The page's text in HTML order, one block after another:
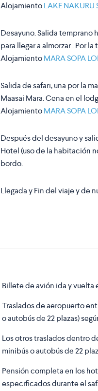
AlojamientoLAKE NAKURU
Desayuno. Salida temprano
para llegar a almorzar . Por
AlojamientoMARA SOPA
Salida de safari, una por la
Maasai Mara. Cena en el
AlojamientoMARA SOPA
Después del desayuno y
Hotel (uso de la habitación
bordo.
Llegada y Fin del viaje y de
Billete de avión ida y vuelta
Traslados de aeropuerto
o autobús de 22 plazas)
Los otros traslados dentro
minibús o autobús de 22
Pensión completa en los
especificados durante el